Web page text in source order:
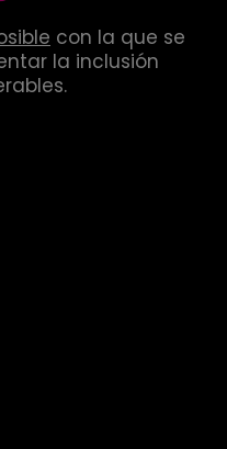
con la que se
la inclusión